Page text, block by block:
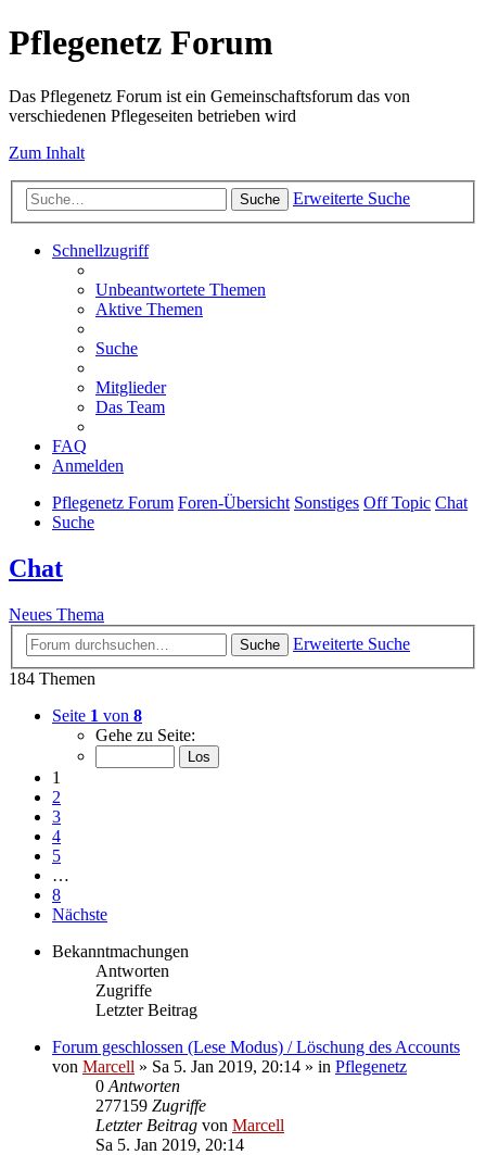
Pflegenetz Forum
Das Pflegenetz Forum ist ein Gemeinschaftsforum das von
verschiedenen Pflegeseiten betrieben wird
Zum Inhalt
Suche Erweiterte Suche
Schnellzugriff
Unbeantwortete Themen
Aktive Themen
Suche
Mitglieder
Das Team
FAQ
Anmelden
Pflegenetz Forum Foren-Übersicht Sonstiges Off Topic Chat
Suche
Chat
Neues Thema
Suche
Erweiterte Suche
184 Themen
Seite 1 von 8
Gehe zu Seite:
1
2
3
4
5
…
8
Nächste
Bekanntmachungen
Antworten
Zugriffe
Letzter Beitrag
Forum geschlossen (Lese Modus) / Löschung des Accounts
von Marcell » Sa 5. Jan 2019, 20:14 » in Pflegenetz
0 Antworten
277159 Zugriffe
Letzter Beitrag von Marcell
Sa 5. Jan 2019, 20:14